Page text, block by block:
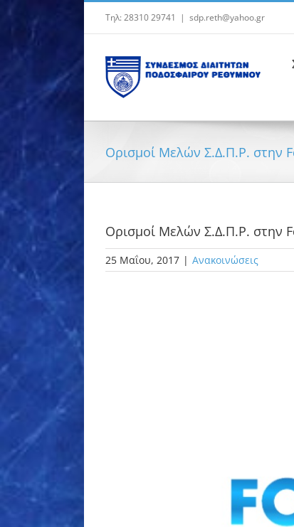
περιεχόμενο
Τηλ: 28310 29741 | sdp.reth@yahoo.gr
Ορισμοί Μελών Σ.Δ.Π.Ρ. στην
Ορισμοί Μελών Σ.Δ.Π.Ρ. στην
25 Μαΐου, 2017 | Ανακοινώσεις